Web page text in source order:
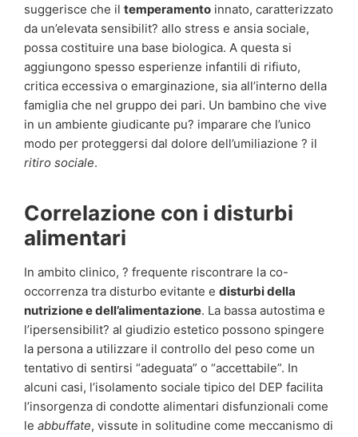
suggerisce che il temperamento innato, caratterizzato
da un’elevata sensibilit? allo stress e ansia sociale,
possa costituire una base biologica. A questa si
aggiungono spesso esperienze infantili di rifiuto,
critica eccessiva o emarginazione, sia all’interno della
famiglia che nel gruppo dei pari. Un bambino che vive
in un ambiente giudicante pu? imparare che l’unico
modo per proteggersi dal dolore dell’umiliazione ? il
ritiro sociale.
Correlazione con i disturbi
alimentari
In ambito clinico, ? frequente riscontrare la co-
occorrenza tra disturbo evitante e disturbi della
nutrizione e dell’alimentazione. La bassa autostima e
l’ipersensibilit? al giudizio estetico possono spingere
la persona a utilizzare il controllo del peso come un
tentativo di sentirsi “adeguata” o “accettabile”. In
alcuni casi, l’isolamento sociale tipico del DEP facilita
l’insorgenza di condotte alimentari disfunzionali come
le abbuffate, vissute in solitudine come meccanismo di